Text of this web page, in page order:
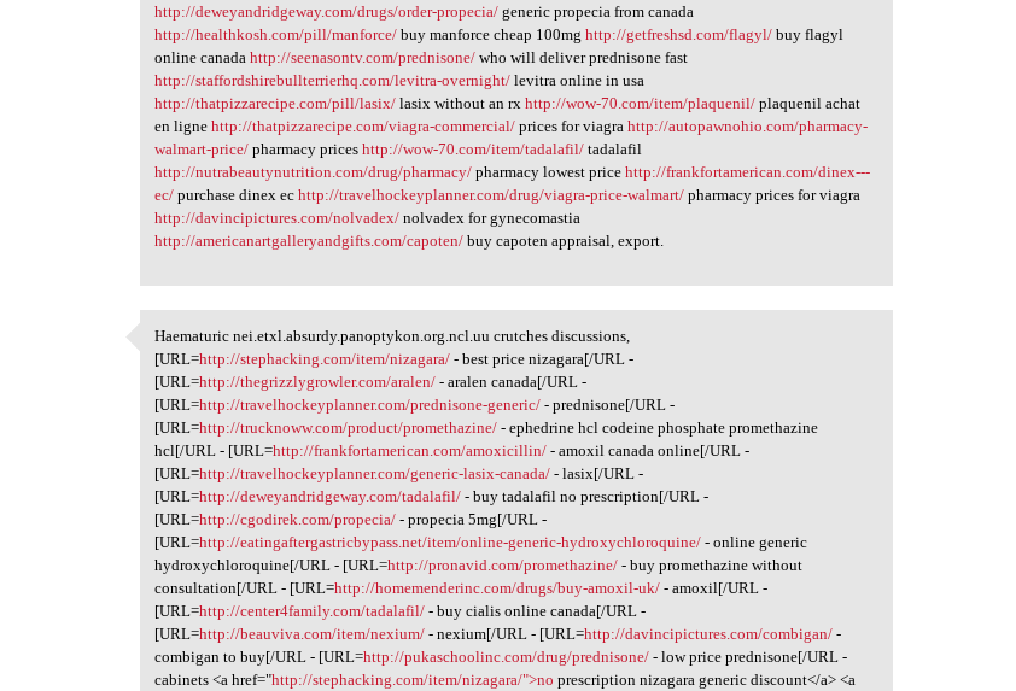
http://deweyandridgeway.com/drugs/order-propecia/ generic propecia from canada
http://healthkosh.com/pill/manforce/ buy manforce cheap 100mghttp://getfreshsd.com/flagyl/ buy flagyl
online canadahttp://seenasontv.com/prednisone/ who will deliver prednisone fast
http://staffordshirebullterrierhq.com/levitra-overnight/ levitra online in usa
http://thatpizzarecipe.com/pill/lasix/ lasix without an rxhttp://wow-70.com/item/plaquenil/ plaquenil achat
en lignehttp://thatpizzarecipe.com/viagra-commercial/ prices for viagrahttp://autopawnohio.com/pharmacy-
walmart-price/ pharmacy priceshttp://wow-70.com/item/tadalafil/ tadalafil
http://nutrabeautynutrition.com/drug/pharmacy/ pharmacy lowest pricehttp://frankfortamerican.com/dinex---
ec/ purchase dinex echttp://travelhockeyplanner.com/drug/viagra-price-walmart/ pharmacy prices for viagra
http://davincipictures.com/nolvadex/ nolvadex for gynecomastia
http://americanartgalleryandgifts.com/capoten/ buy capoten appraisal, export.
Haematuric nei.etxl.absurdy
Haematuric nei.etxl.absurdy.panoptykon.org.ncl.uu crutches discussions,
[URL=http://stephacking.com/item/nizagara/ - best price nizagara[/URL -
[URL=http://thegrizzlygrowler.com/aralen/ - aralen canada[/URL -
[URL=http://travelhockeyplanner.com/prednisone-generic/ - prednisone[/URL -
[URL=http://trucknoww.com/product/promethazine/ - ephedrine hcl codeine phosphate promethazine
hcl[/URL - [URL=http://frankfortamerican.com/amoxicillin/ - amoxil canada online[/URL -
[URL=http://travelhockeyplanner.com/generic-lasix-canada/ - lasix[/URL -
[URL=http://deweyandridgeway.com/tadalafil/ - buy tadalafil no prescription[/URL -
[URL=http://cgodirek.com/propecia/ - propecia 5mg[/URL -
[URL=http://eatingaftergastricbypass.net/item/online-generic-hydroxychloroquine/ - online generic
hydroxychloroquine[/URL - [URL=http://pronavid.com/promethazine/ - buy promethazine without
consultation[/URL - [URL=http://homemenderinc.com/drugs/buy-amoxil-uk/ - amoxil[/URL -
[URL=http://center4family.com/tadalafil/ - buy cialis online canada[/URL -
[URL=http://beauviva.com/item/nexium/ - nexium[/URL - [URL=http://davincipictures.com/combigan/ -
combigan to buy[/URL - [URL=http://pukaschoolinc.com/drug/prednisone/ - low price prednisone[/URL -
cabinets <a href="http://stephacking.com/item/nizagara/">no prescription nizagara generic discount</a> <a